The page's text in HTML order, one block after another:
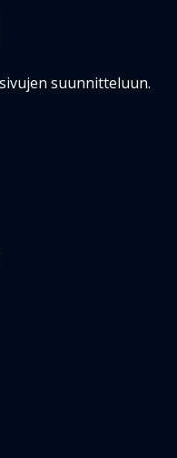
suunnitteluun.